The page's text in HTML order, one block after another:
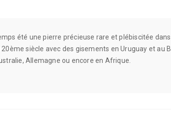
été une pierre précieuse rare et plébiscitée
siècle avec des gisements en Uruguay et au
Allemagne ou encore en Afrique.